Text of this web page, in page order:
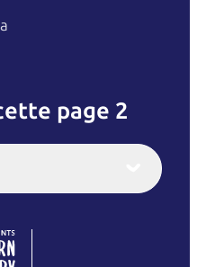
page 2
Italiano